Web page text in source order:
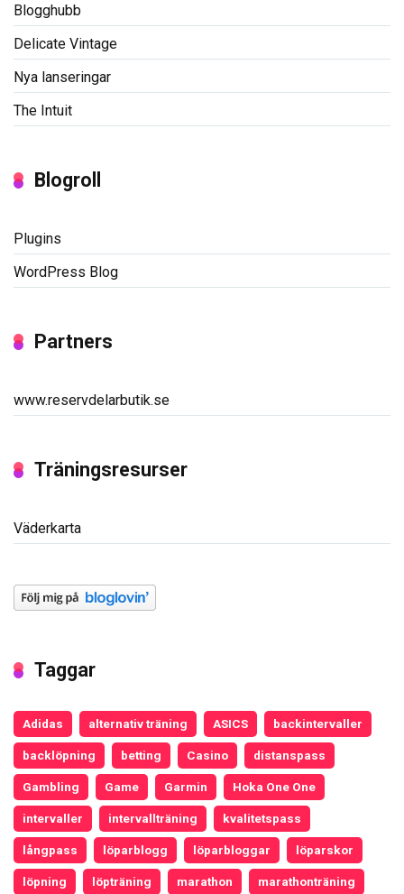
Blogghubb
Delicate Vintage
Nya lanseringar
The Intuit
Blogroll
Plugins
WordPress Blog
Partners
www.reservdelarbutik.se
Träningsresurser
Väderkarta
Taggar
Adidas alternativ träning ASICS backintervaller
backlöpning betting Casino distanspass
Gambling Game Garmin Hoka One One
intervaller intervallträning kvalitetspass
långpass löparblogg löparbloggar löparskor
löpning löpträning marathon marathonträning